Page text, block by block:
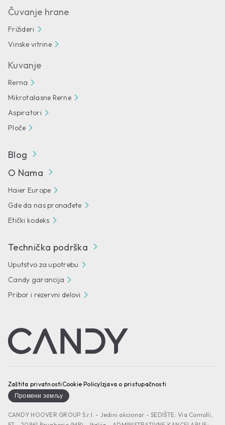
Čuvanje hrane
Frižideri
Vinske vitrine
Kuvanje
Rerna
Mikrotalasne Rerne
Aspiratori
Ploče
Blog
O Nama
Haier Europe
Gde da nas pronađete
Etički kodeks
Technička podrška
Uputstvo za upotrebu
Candy garancija
Pribor i rezervni delovi
CANDY HOOVER GROUP S.r.I. - Jedini akcionar - SEDIŠTE: Via Comolli,
Zaštita privatnostiCookie PolicyIzjava o pristupačnosti
Промени земљу